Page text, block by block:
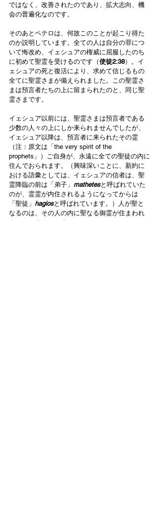
ではなく、改善されたのであり、拡大志向、機
会の普遍化なのです。
そのあとペテロは、何故このことが起こり得た
のか説明しています。全ての人は自分の罪につ
いて悔改め、イェシュアの権威に屈服したのち
に初めて聖霊を受けるのです（使徒2:38）。イ
ェシュアの死と復活により、求めて信じるもの
全てに聖霊さまが備えられました。この聖霊さ
まは預言者たちの上に留まられたのと、同じ聖
霊さまです。
イェシュア以前には、聖霊さまは預言者である
少数の人々の上にしか来られませんでしたが、
イェシュア以降は、預言者に来られたその霊
（注：原文は「the very spirit of the
prophets」）ご自身が、永遠に全ての聖徒の内に
住んでおられます。（興味深いことに、新約に
おける語彙としては、イェシュアの信者は、聖
霊降臨の前は「弟子」 mathetesと呼ばれていた
のが、霊霊が内住されるようになってからは
「聖徒」 hagiosと呼ばれています。）人が聖と
なるのは、その人の内に聖なる御霊が住まわれ
ることによるのです。